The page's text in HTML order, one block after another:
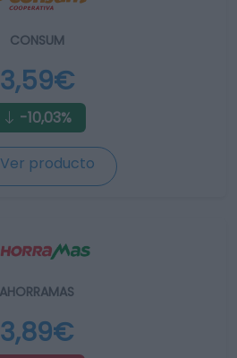
CONSUM
3,59€
-10,03%
Ver producto
AHORRAMAS
3,89€